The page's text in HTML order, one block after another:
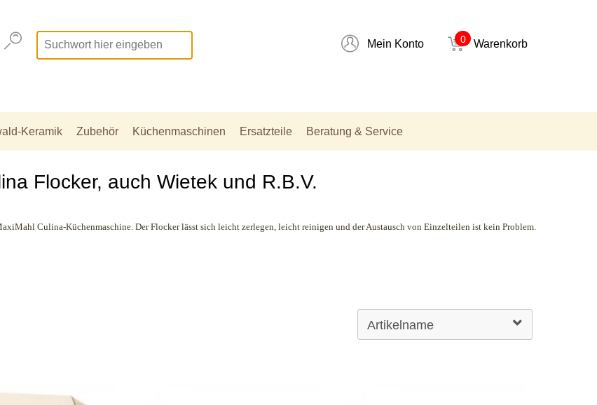
Mein Konto 0 Warenkorb
Keramik Zubehör Küchenmaschinen Ersatzteile Beratung & Service
Flocker, auch Wietek und R.B.V.
Culina-Küchenmaschine. Der Flocker lässt sich leicht zerlegen, leicht reinigen und der Austausch von Einzelteilen ist kein Problem.